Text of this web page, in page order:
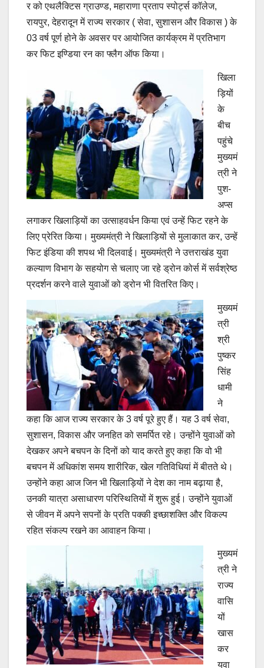
र को एथलैक्टिस ग्राउण्ड, महाराणा प्रताप स्पोर्ट्स कॉलेज,
रायपुर, देहरादून में राज्य सरकार ( सेवा, सुशासन और विकास ) के
03 वर्ष पूर्ण होने के अवसर पर आयोजित कार्यक्रम में प्रतिभाग
कर फिट इण्डिया रन का फ्लैग ऑफ किया।
खिला
ड़ियों
के
बीच
पहुंचे
मुख्यमं
त्री ने
पुश-
अप्स
लगाकर खिलाड़ियों का उत्साहवर्धन किया एवं उन्हें फिट रहने के
लिए प्रेरित किया। मुख्यमंत्री ने खिलाड़ियों से मुलाकात कर, उन्हें
फिट इंडिया की शपथ भी दिलवाई। मुख्यमंत्री ने उत्तराखंड युवा
कल्याण विभाग के सहयोग से चलाए जा रहे ड्रोन कोर्स में सर्वश्रेष्ठ
प्रदर्शन करने वाले युवाओं को ड्रोन भी वितरित किए।
मुख्यमं
त्री
श्री
पुष्कर
सिंह
धामी
ने
कहा कि आज राज्य सरकार के 3 वर्ष पूरे हुए हैं। यह 3 वर्ष सेवा,
सुशासन, विकास और जनहित को समर्पित रहे। उन्होंने युवाओं को
देखकर अपने बचपन के दिनों को याद करते हुए कहा कि वो भी
बचपन में अधिकांश समय शारीरिक, खेल गतिविधियां में बीतते थे।
उन्होंने कहा आज जिन भी खिलाड़ियों ने देश का नाम बढ़ाया है,
उनकी यात्रा असाधारण परिस्थितियों में शुरू हुई। उन्होंने युवाओं
से जीवन में अपने सपनों के प्रति पक्की इच्छाशक्ति और विकल्प
रहित संकल्प रखने का आवाहन किया।
मुख्यमं
त्री ने
राज्य
वासि
यों
खास
कर
युवा